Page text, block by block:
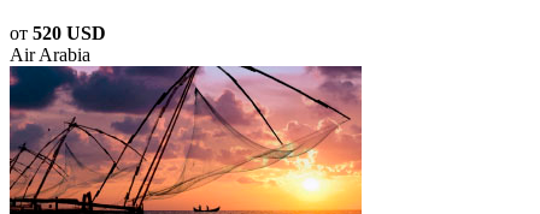
от 520 USD
Air Arabia